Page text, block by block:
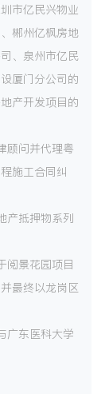
市亿民兴物业
郴州亿枫房地
、泉州市亿民
厦门分公司的
产开发项目的
顾问并代理粤
施工合同纠
产抵押物系列
阅景花园项目
最终以龙岗区
广东医科大学